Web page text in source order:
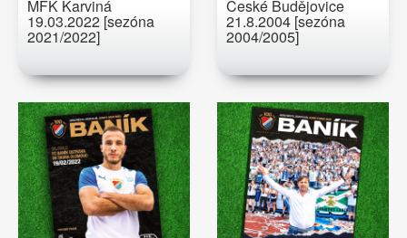
MFK Karviná
19.03.2022 [sezóna
2021/2022]
České Budějovice
21.8.2004 [sezóna
2004/2005]